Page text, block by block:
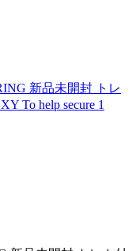
新品未開封 トレ
To help secure 1